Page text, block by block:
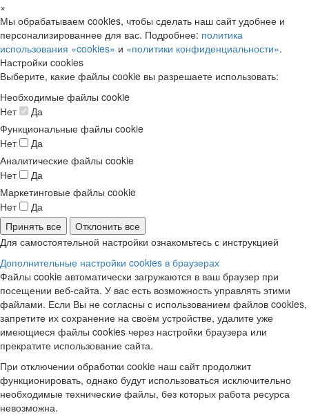
×
Мы обрабатываем cookies, чтобы сделать наш сайт удобнее и
персонализированнее для вас. Подробнее: политика
использования «cookies» и «политики конфиденциальности».
Настройки cookies
Выберите, какие файлы cookie вы разрешаете использовать:
Необходимые файлы cookie
Нет
Да
Функциональные файлы cookie
Нет
Да
Аналитические файлы cookie
Нет
Да
Маркетинговые файлы cookie
Нет
Да
Принять все
Отклонить все
Для самостоятельной настройки ознакомьтесь с инструкцией
Дополнительные настройки cookies в браузерах
Файлы cookie автоматически загружаются в ваш браузер при
посещении веб-сайта. У вас есть возможность управлять этими
файлами. Если Вы не согласны с использованием файлов cookies,
запретите их сохранение на своём устройстве, удалите уже
имеющиеся файлы cookies через настройки браузера или
прекратите использование сайта.
При отключении обработки cookie наш сайт продолжит
функционировать, однако будут использоваться исключительно
необходимые технические файлы, без которых работа ресурса
невозможна.